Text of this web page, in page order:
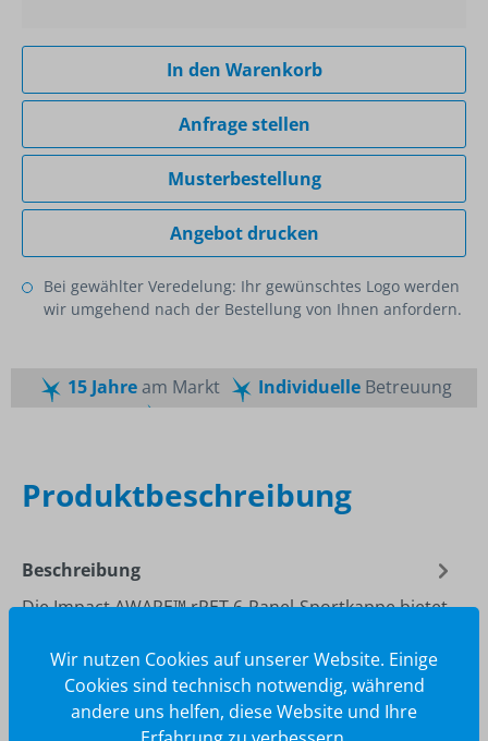
In den Warenkorb
Anfrage stellen
Musterbestellung
Angebot drucken
Bei gewählter Veredelung: Ihr gewünschtes Logo werden
wir umgehend nach der Bestellung von Ihnen anfordern.
15 Jahream Markt IndividuelleBetreuung
Produktbeschreibung
Beschreibung
Die Impact AWARE™ rPET 6-Panel-Sportkappe bietet
Außenseite, sowie einer verste…Mehr
Wir nutzen Cookies auf unserer Website. Einige
Cookies sind technisch notwendig, während
andere uns helfen, diese Website und Ihre